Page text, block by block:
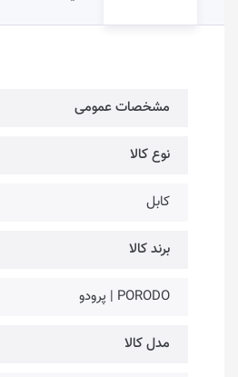
مشخصات عمومی
نوع کالا
کابل
برند کالا
PORODO | پرودو
مدل کالا